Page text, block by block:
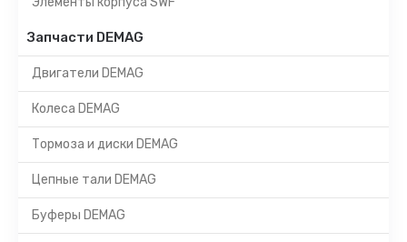
Запчасти DEMAG
Двигатели DEMAG
Колеса DEMAG
Тормоза и диски DEMAG
Цепные тали DEMAG
Буферы DEMAG